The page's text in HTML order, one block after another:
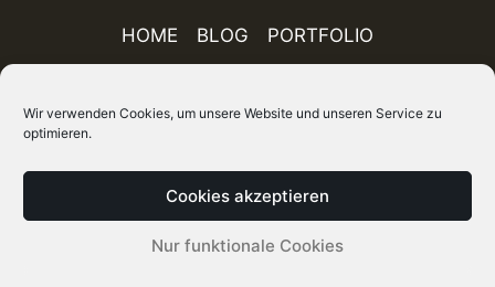
Wir verwenden Cookies, um unsere Website und unseren Service zu
optimieren.
Cookies akzeptieren
Nur funktionale Cookies
HOME BLOG PORTFOLIO
ÜBER MICH
FINEART-SHOP
SITEMAP
© 2026 Holger Rüdel DGPh – Fotograf, Autor und